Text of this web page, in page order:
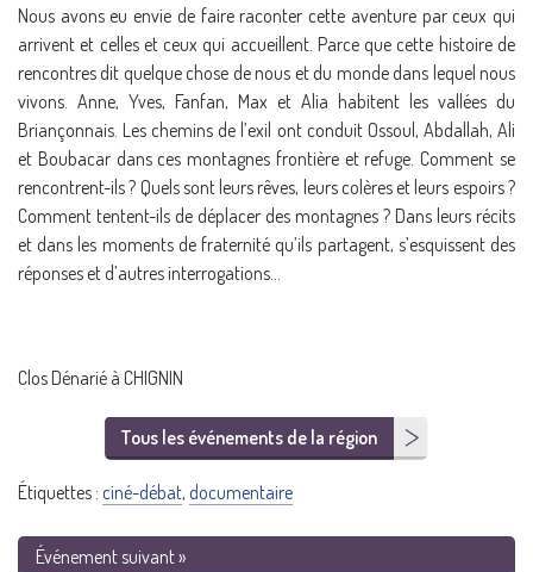
Nous avons eu envie de faire raconter cette aventure par ceux qui
arrivent et celles et ceux qui accueillent. Parce que cette histoire de
rencontres dit quelque chose de nous et du monde dans lequel nous
vivons. Anne, Yves, Fanfan, Max et Alia habitent les vallées du
Briançonnais. Les chemins de l’exil ont conduit Ossoul, Abdallah, Ali
et Boubacar dans ces montagnes frontière et refuge. Comment se
rencontrent-ils ? Quels sont leurs rêves, leurs colères et leurs espoirs ?
Comment tentent-ils de déplacer des montagnes ? Dans leurs récits
et dans les moments de fraternité qu’ils partagent, s’esquissent des
réponses et d’autres interrogations…
Clos Dénarié à CHIGNIN
Tous les événements de la région
Étiquettes : ciné-débat, documentaire
Événement suivant »